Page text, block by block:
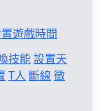
遊戲時間
技能設置天
T人 斷線 徵